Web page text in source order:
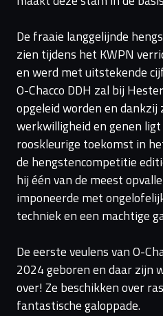
De fraaie langgelijnde
zien tijdens het KWPN
en werd met uitstekende
O-Chacco DDH zal bij
opgeleid worden en dankzij
werkwilligheid en genen
rooskleurige toekomst in
de hengstencompetitie
hij één van de meest
imponeerde met
techniek en een machtige
De eerste veulens van O-
2024 geboren en daar zijn
over! Ze beschikken over
fantastische galoppade.